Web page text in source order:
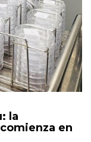
la
en